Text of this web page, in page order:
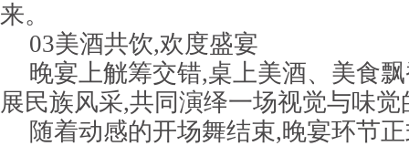
来。
03美酒共饮,欢度盛宴
晚宴上觥筹交错,桌上美酒、美食
展民族风采,共同演绎一场视觉与味
随着动感的开场舞结束,晚宴环节